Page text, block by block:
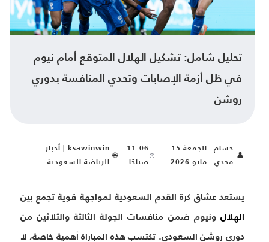
تحليل شامل: تشكيل الهلال المتوقع أمام نيوم
في ظل أزمة الإصابات وتحدي المنافسة بدوري
روشن
👤
حسام
مجدي
الجمعة 15
مايو 2026
11:06
صباحًا
🌐
ksawinwin | أخبار
الرياضة السعودية
يستعد عشاق كرة القدم السعودية لمواجهة قوية تجمع بين
الهلال ونيوم ضمن منافسات الجولة الثالثة والثلاثين من
دوري روشن السعودي. تكتسب هذه المباراة أهمية خاصة، لا